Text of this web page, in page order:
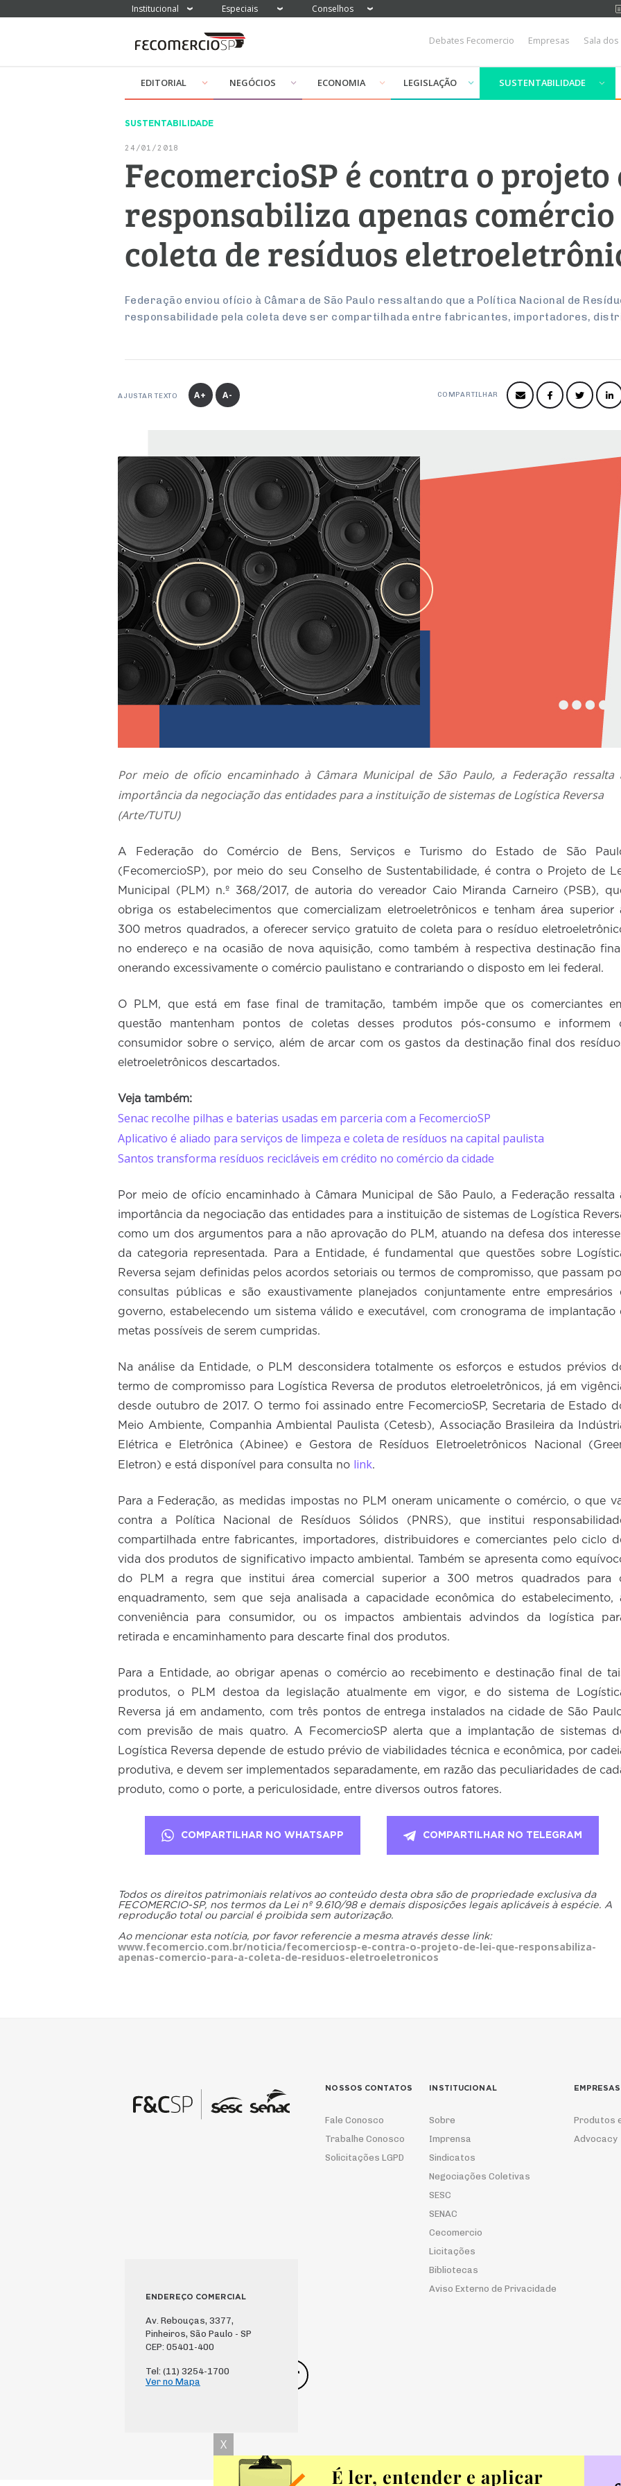
Institucional Especiais Conselhos
Debates Fecomercio Empresas Sala
EDITORIAL NEGÓCIOS ECONOMIA LEGISLAÇÃO SUSTENTABILIDADE
SUSTENTABILIDADE
24/01/2018
FecomercioSP é contra o projeto
responsabiliza apenas
coleta de resíduos
Federação enviou ofício à Câmara de São Paulo ressaltando que a Política Nacional de
responsabilidade pela coleta deve ser compartilhada entre fabricantes, importadores,
AJUSTAR TEXTO A+ A- COMPARTILHAR
Por meio de ofício encaminhado à Câmara Municipal de São Paulo, a Federação ressalta
importância da negociação das entidades para a instituição de sistemas de Logística Reversa
(Arte/TUTU)
A Federação do Comércio de Bens, Serviços e Turismo do Estado de São
(FecomercioSP), por meio do seu Conselho de Sustentabilidade, é contra o Projeto de
Municipal (PLM) n.º 368/2017, de autoria do vereador Caio Miranda Carneiro (PSB),
obriga os estabelecimentos que comercializam eletroeletrônicos e tenham área superior
300 metros quadrados, a oferecer serviço gratuito de coleta para o resíduo
no endereço e na ocasião de nova aquisição, como também à respectiva destinação
onerando excessivamente o comércio paulistano e contrariando o disposto em lei federal.
O PLM, que está em fase final de tramitação, também impõe que os comerciantes
questão mantenham pontos de coletas desses produtos pós-consumo e informem
consumidor sobre o serviço, além de arcar com os gastos da destinação final dos
eletroeletrônicos descartados.
Veja também:
Senac recolhe pilhas e baterias usadas em parceria com a FecomercioSP
Aplicativo é aliado para serviços de limpeza e coleta de resíduos na capital paulista
Santos transforma resíduos recicláveis em crédito no comércio da cidade
Por meio de ofício encaminhado à Câmara Municipal de São Paulo, a Federação ressalta
importância da negociação das entidades para a instituição de sistemas de Logística
como um dos argumentos para a não aprovação do PLM, atuando na defesa dos
da categoria representada. Para a Entidade, é fundamental que questões sobre
Reversa sejam definidas pelos acordos setoriais ou termos de compromisso, que passam
consultas públicas e são exaustivamente planejados conjuntamente entre empresários
governo, estabelecendo um sistema válido e executável, com cronograma de implantação
metas possíveis de serem cumpridas.
Na análise da Entidade, o PLM desconsidera totalmente os esforços e estudos prévios
termo de compromisso para Logística Reversa de produtos eletroeletrônicos, já em
desde outubro de 2017. O termo foi assinado entre FecomercioSP, Secretaria de Estado
Meio Ambiente, Companhia Ambiental Paulista (Cetesb), Associação Brasileira da
Elétrica e Eletrônica (Abinee) e Gestora de Resíduos Eletroeletrônicos Nacional
Eletron) e está disponível para consulta no link.
Para a Federação, as medidas impostas no PLM oneram unicamente o comércio, o que
contra a Política Nacional de Resíduos Sólidos (PNRS), que institui
compartilhada entre fabricantes, importadores, distribuidores e comerciantes pelo ciclo
vida dos produtos de significativo impacto ambiental. Também se apresenta como
do PLM a regra que institui área comercial superior a 300 metros quadrados para
enquadramento, sem que seja analisada a capacidade econômica do estabelecimento,
conveniência para consumidor, ou os impactos ambientais advindos da logística
retirada e encaminhamento para descarte final dos produtos.
Para a Entidade, ao obrigar apenas o comércio ao recebimento e destinação final de
produtos, o PLM destoa da legislação atualmente em vigor, e do sistema de
Reversa já em andamento, com três pontos de entrega instalados na cidade de São
com previsão de mais
quatro. A FecomercioSP alerta que a implantação de sistemas
Logística Reversa depende de estudo prévio de viabilidades técnica e econômica, por
produtiva, e devem ser implementados separadamente, em razão das peculiaridades de
produto, como o porte, a periculosidade, entre diversos outros fatores.
COMPARTILHAR NO WHATSAPP COMPARTILHAR NO TELEGRAM
Todos os direitos patrimoniais relativos ao conteúdo desta obra são de propriedade exclusiva da
FECOMERCIO-SP, nos termos da Lei nº 9.610/98 e demais disposições legais aplicáveis à espécie. A
reprodução total ou parcial é proibida sem autorização.
Ao mencionar esta notícia, por favor referencie a mesma através desse link:
www.fecomercio.com.br/noticia/fecomerciosp-e-contra-o-projeto-de-lei-que-responsabiliza-
apenas-comercio-para-a-coleta-de-residuos-eletroeletronicos
NOSSOS CONTATOS
Fale Conosco
Trabalhe Conosco
Solicitações LGPD
INSTITUCIONAL
Sobre
Imprensa
Sindicatos
Negociações Coletivas
SESC
SENAC
Cecomercio
Licitações
Bibliotecas
Aviso Externo de Privacidade
EMPRESAS
Produtos
Advocacy
ENDEREÇO COMERCIAL
Av. Rebouças, 3377,
Pinheiros, São Paulo - SP
CEP: 05401-400
Tel: (11) 3254-1700
Ver no Mapa
X